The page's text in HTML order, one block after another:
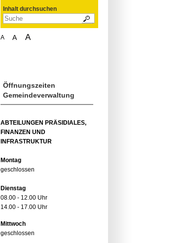
Inhalt durchsuchen
A A A
Öffnungszeiten
Gemeindeverwaltung
ABTEILUNGEN PRÄSIDIALES,
FINANZEN UND
INFRASTRUKTUR
Montag
geschlossen
Dienstag
08.00 - 12.00 Uhr
14.00 - 17.00 Uhr
Mittwoch
geschlossen